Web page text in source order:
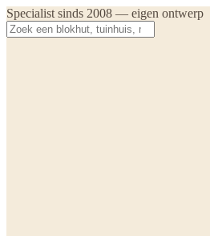
Specialist sinds 2008 — eigen ontwerp